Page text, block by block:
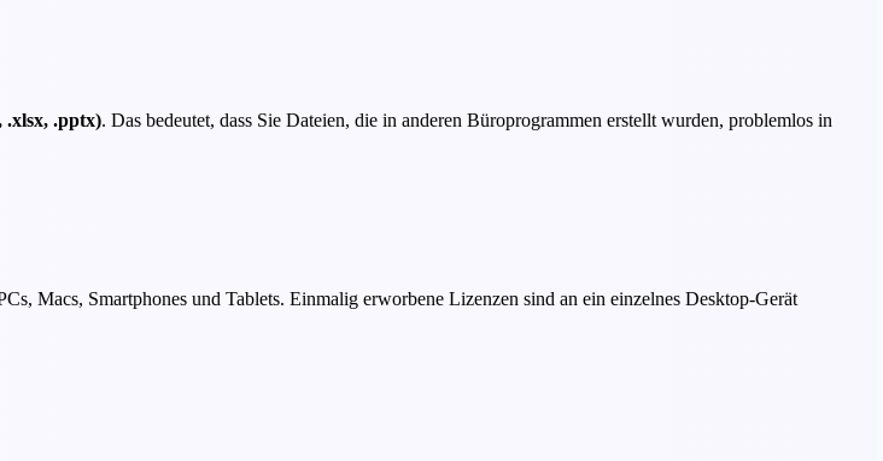
.xlsx, .pptx). Das bedeutet, dass Sie Dateien, die in anderen Büroprogrammen erstellt wurden, problemlos in
Macs, Smartphones und Tablets. Einmalig erworbene Lizenzen sind an ein einzelnes Desktop-Gerät